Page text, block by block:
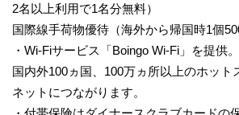
2名以上利用で1名分無料）
国際線手荷物優待（海外から帰国時1個
・Wi-Fiサービス「Boingo Wi-Fi」を提供。
国内外100ヵ国、100万ヵ所以上のホット
ネットにつながります。